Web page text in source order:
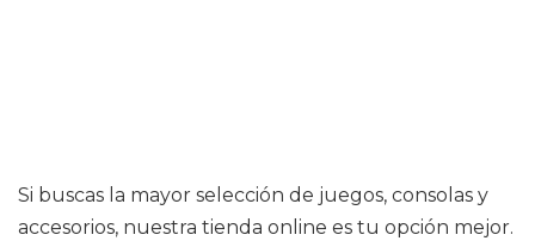
Si buscas la mayor selección de juegos, consolas y
accesorios, nuestra tienda online es tu opción mejor.